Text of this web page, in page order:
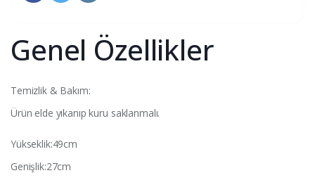
Genel Özellikler
Temizlik & Bakım:
Ürün elde yıkanıp kuru saklanmalı.
Yükseklik:49cm
Genişlik:27cm